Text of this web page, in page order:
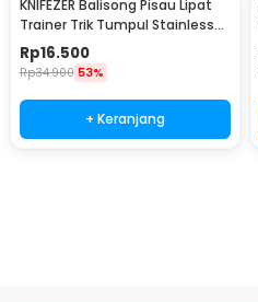
KNIFEZER Balisong Pisau Lipat
Trainer Trik Tumpul Stainless
Steel - C27
Rp16.500
Rp34.900 53%
+ Keranjang